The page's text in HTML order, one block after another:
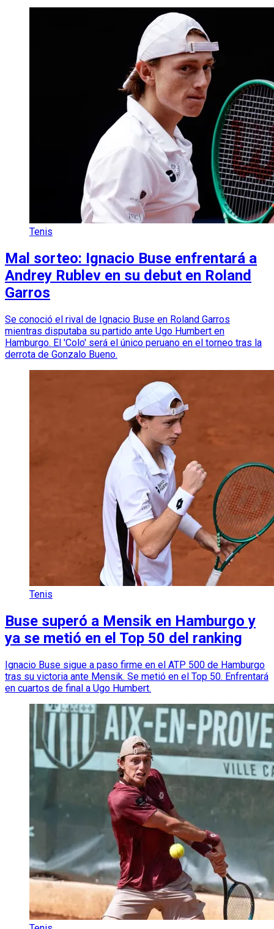
Tenis
Mal sorteo: Ignacio Buse enfrentará a
Andrey Rublev en su debut en Roland
Garros
Se conoció el rival de Ignacio Buse en Roland Garros
mientras disputaba su partido ante Ugo Humbert en
Hamburgo. El 'Colo' será el único peruano en el torneo tras la
derrota de Gonzalo Bueno.
Tenis
Buse superó a Mensik en Hamburgo y
ya se metió en el Top 50 del ranking
Ignacio Buse sigue a paso firme en el ATP 500 de Hamburgo
tras su victoria ante Mensik. Se metió en el Top 50. Enfrentará
en cuartos de final a Ugo Humbert.